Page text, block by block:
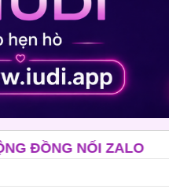
ĐỘC THÂN TRUNG